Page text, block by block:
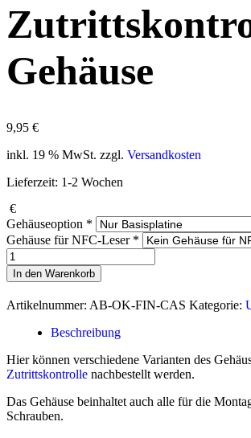
Gehäuse
9,95 €
inkl. 19 % MwSt. zzgl. Versandkosten
Lieferzeit: 1-2 Wochen
€
Gehäuseoption *
Gehäuse für NFC-Leser*
Zutrittskontrolle:
Gehäuse
Menge
In den Warenkorb
Artikelnummer: AB-OK-FIN-CAS Kategorie:
Beschreibung
Hier können verschiedene Varianten des
Zutrittskontrolle nachbestellt werden.
Das Gehäuse beinhaltet auch alle für die
Schrauben.